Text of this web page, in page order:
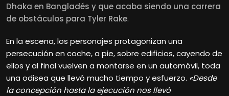
Dhaka en Bangladés y que acaba siendo una carrera
de obstáculos para Tyler Rake.
En la escena, los personajes protagonizan una
persecución en coche, a pie, sobre edificios, cayendo de
ellos y al final vuelven a montarse en un automóvil, toda
una odisea que llevó mucho tiempo y esfuerzo. «Desde
la concepción hasta la ejecución nos llevó